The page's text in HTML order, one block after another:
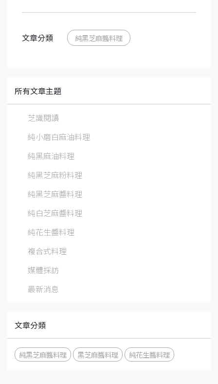
文章分類 純黑芝麻醬料理
所有文章主題
芝識閱讀
純小磨白麻油料理
純黑麻油料理
純黑芝麻粉料理
純黑芝麻醬料理
純白芝麻醬料理
純花生醬料理
複合式料理
媒體採訪
最新消息
文章分類
純黑芝麻醬料理 黑芝麻醬料理 純花生醬料理